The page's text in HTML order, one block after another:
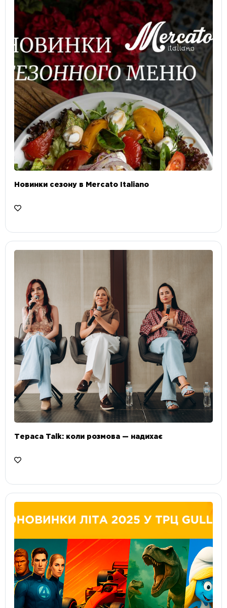
Новинки сезону в Mercato Italiano
Тераса Talk: коли розмова — надихає